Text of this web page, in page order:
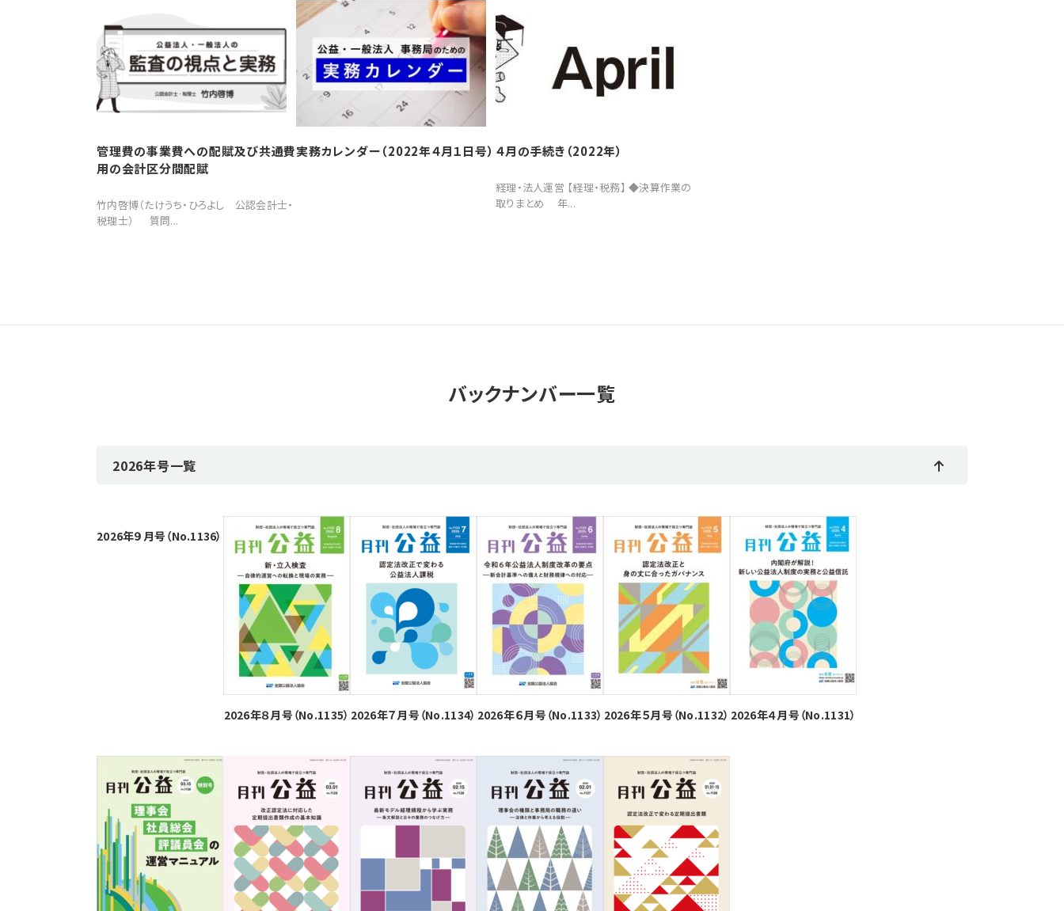
管理費の事業費への配賦及び共通費
用の会計区分間配賦
竹内啓博（たけうち・ひろよし 公認会計士・
税理士） 質問...
実務カレンダー（2022年４月１日号） ４月の手続き（2022年）
経理・法人運営 【経理・税務】 ◆決算作業の
取りまとめ 年...
バックナンバー一覧
2026年号一覧
2026年９月号（No.1136）
2026年８月号（No.1135） 2026年７月号（No.1134） 2026年６月号（No.1133） 2026年５月号（No.1132） 2026年４月号（No.1131）